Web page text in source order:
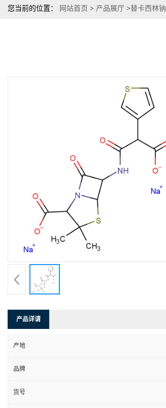
您当前的位置： 网站首页 > 产品展厅 >替卡西林钠
产品详请
产地
品牌
货号